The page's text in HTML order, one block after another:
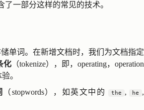
一部分这样的常见的技术。
单词。在新增文档时，我们为文档指定
化（tokenize），即，operating，operation
。
（stopwords），如英文中的 the , he ,